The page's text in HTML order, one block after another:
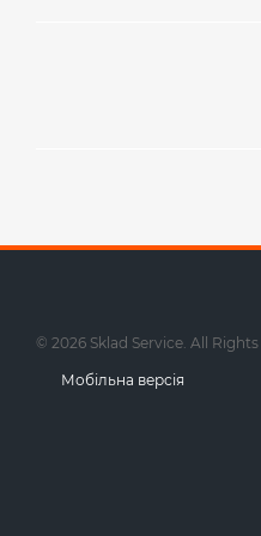
© 2026 Sklad Service. All Rights
Мобільна версія